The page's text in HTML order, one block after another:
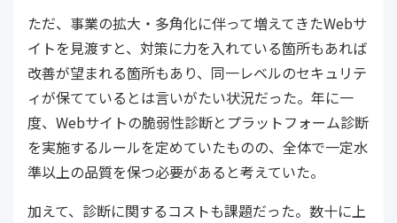
ただ、事業の拡大・多角化に伴って増えてきたWebサ
イトを見渡すと、対策に力を入れている箇所もあれば
改善が望まれる箇所もあり、同一レベルのセキュリテ
ィが保てているとは言いがたい状況だった。年に一
度、Webサイトの脆弱性診断とプラットフォーム診断
を実施するルールを定めていたものの、全体で一定水
準以上の品質を保つ必要があると考えていた。
加えて、診断に関するコストも課題だった。数十に上